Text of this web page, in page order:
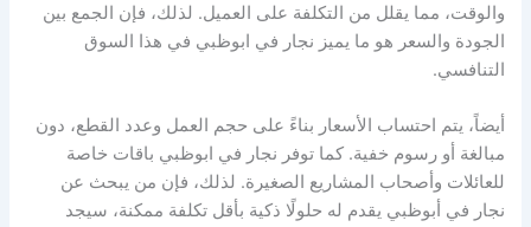
والوقت، مما يقلل من التكلفة على العميل. لذلك، فإن الجمع بين
الجودة والسعر هو ما يميز نجار في ابوظبي في هذا السوق
التنافسي.
أيضاً، يتم احتساب الأسعار بناءً على حجم العمل وعدد القطع، دون
مبالغة أو رسوم خفية. كما توفر نجار في ابوظبي باقات خاصة
للعائلات وأصحاب المشاريع الصغيرة. لذلك، فإن من يبحث عن
نجار في أبوظبي يقدم له حلولًا ذكية بأقل تكلفة ممكنة، سيجد